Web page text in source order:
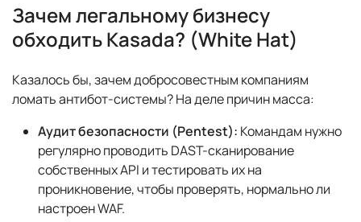
Зачем легальному бизнесу
обходить Kasada? (White Hat)
Казалось бы, зачем добросовестным компаниям
ломать антибот-системы? На деле причин масса:
Аудит безопасности (Pentest): Командам нужно
регулярно проводить DAST-сканирование
собственных API и тестировать их на
проникновение, чтобы проверять, нормально ли
настроен WAF.